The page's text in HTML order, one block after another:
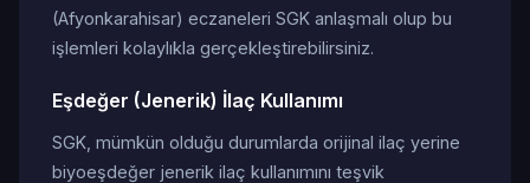
(Afyonkarahisar) eczaneleri SGK anlaşmalı olup bu
işlemleri kolaylıkla gerçekleştirebilirsiniz.
Eşdeğer (Jenerik) İlaç Kullanımı
SGK, mümkün olduğu durumlarda orijinal ilaç yerine
biyoeşdeğer jenerik ilaç kullanımını teşvik